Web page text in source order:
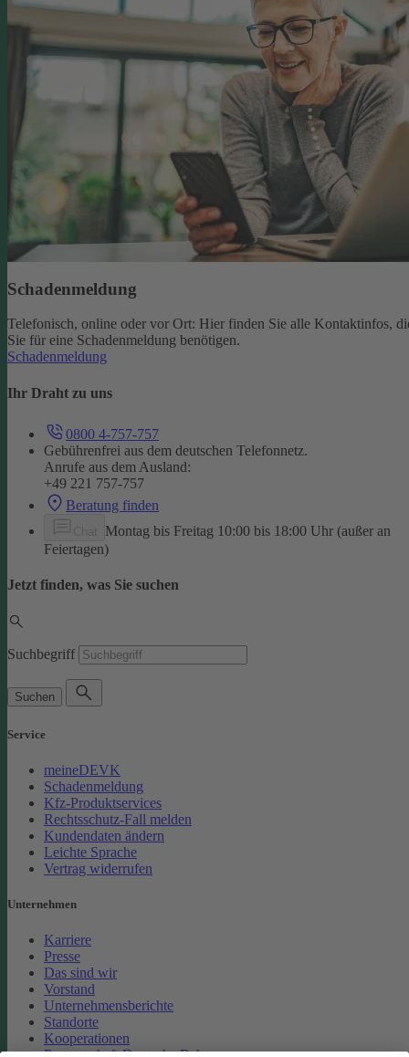
Schadenmeldung
Telefonisch, online oder vor Ort: Hier finden Sie alle Kontaktinfos,
Sie für eine Schadenmeldung benötigen.
Schadenmeldung
Ihr Draht zu uns
0800 4-757-757
Gebührenfrei aus dem deutschen Telefonnetz.
Anrufe aus dem Ausland:
+49 221 757-757
Beratung finden
Montag bis Freitag 10:00 bis 18:00 Uhr (außer an
Feiertagen)
Jetzt finden, was Sie suchen
Suchbegriff
Suchen
Service
meineDEVK
Schadenmeldung
Kfz-Produktservices
Rechtsschutz-Fall melden
Kundendaten ändern
Leichte Sprache
Vertrag widerrufen
Unternehmen
Karriere
Presse
Das sind wir
Vorstand
Unternehmensberichte
Standorte
Kooperationen